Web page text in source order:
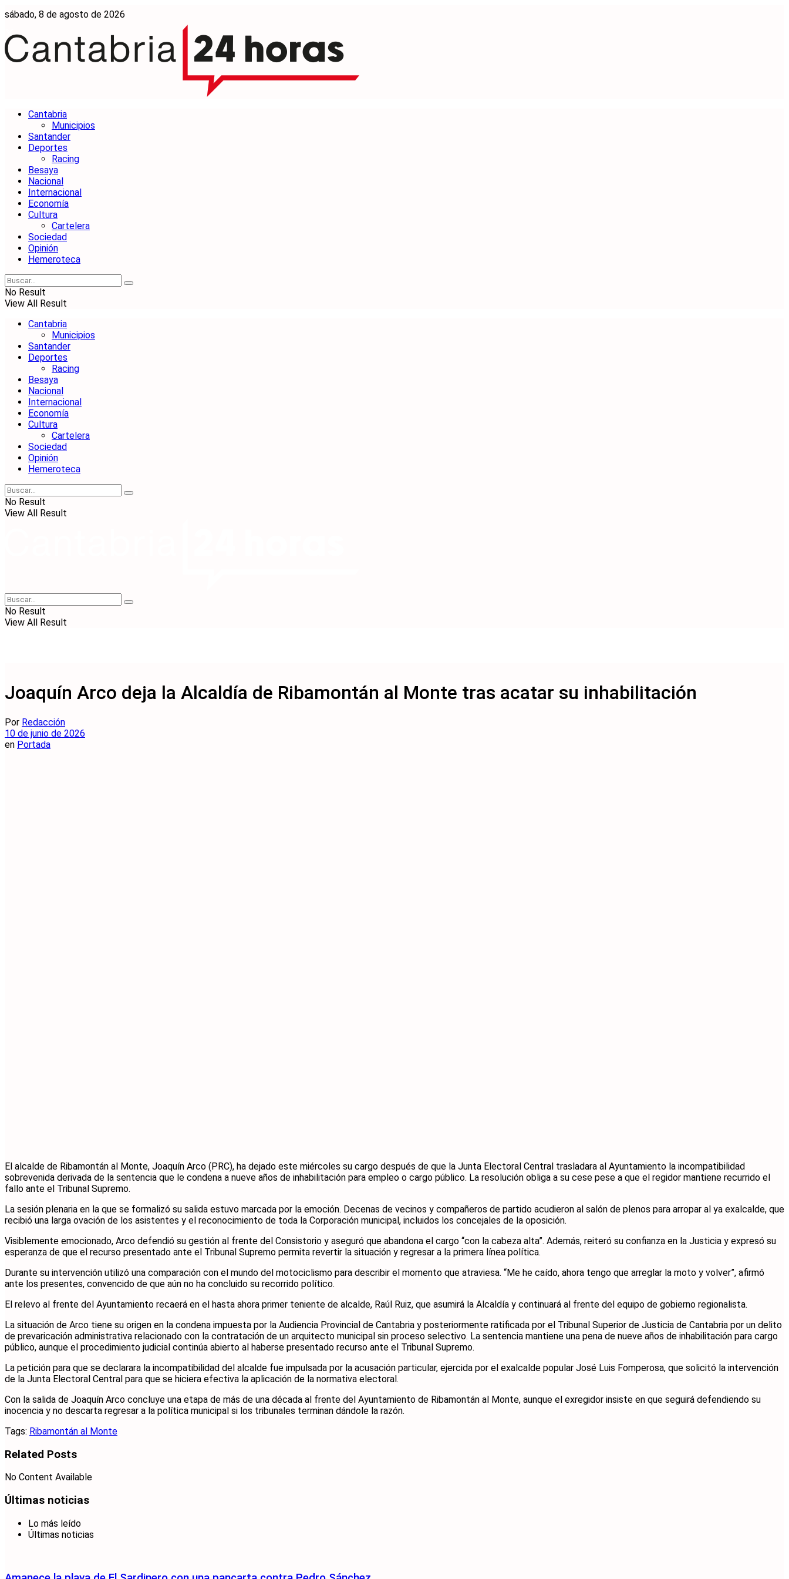
sábado, 8 de agosto de 2026
Cantabria
Municipios
Santander
Deportes
Racing
Besaya
Nacional
Internacional
Economía
Cultura
Cartelera
Sociedad
Opinión
Hemeroteca
No Result
View All Result
Cantabria
Municipios
Santander
Deportes
Racing
Besaya
Nacional
Internacional
Economía
Cultura
Cartelera
Sociedad
Opinión
Hemeroteca
No Result
View All Result
No Result
View All Result
Joaquín Arco deja la Alcaldía de Ribamontán al Monte tras acatar su inhabilitación
Por Redacción
10 de junio de 2026
en Portada
El alcalde de Ribamontán al Monte, Joaquín Arco (PRC), ha dejado este miércoles su cargo después de que la Junta Electoral Central trasladara al Ayuntamiento la incompatibilidad
sobrevenida derivada de la sentencia que le condena a nueve años de inhabilitación para empleo o cargo público. La resolución obliga a su cese pese a que el regidor mantiene recurrido el
fallo ante el Tribunal Supremo.
La sesión plenaria en la que se formalizó su salida estuvo marcada por la emoción. Decenas de vecinos y compañeros de partido acudieron al salón de plenos para arropar al ya exalcalde, que
recibió una larga ovación de los asistentes y el reconocimiento de toda la Corporación municipal, incluidos los concejales de la oposición.
Visiblemente emocionado, Arco defendió su gestión al frente del Consistorio y aseguró que abandona el cargo “con la cabeza alta”. Además, reiteró su confianza en la Justicia y expresó su
esperanza de que el recurso presentado ante el Tribunal Supremo permita revertir la situación y regresar a la primera línea política.
Durante su intervención utilizó una comparación con el mundo del motociclismo para describir el momento que atraviesa. “Me he caído, ahora tengo que arreglar la moto y volver”, afirmó
ante los presentes, convencido de que aún no ha concluido su recorrido político.
El relevo al frente del Ayuntamiento recaerá en el hasta ahora primer teniente de alcalde, Raúl Ruiz, que asumirá la Alcaldía y continuará al frente del equipo de gobierno regionalista.
La situación de Arco tiene su origen en la condena impuesta por la Audiencia Provincial de Cantabria y posteriormente ratificada por el Tribunal Superior de Justicia de Cantabria por un delito
de prevaricación administrativa relacionado con la contratación de un arquitecto municipal sin proceso selectivo. La sentencia mantiene una pena de nueve años de inhabilitación para cargo
público, aunque el procedimiento judicial continúa abierto al haberse presentado recurso ante el Tribunal Supremo.
La petición para que se declarara la incompatibilidad del alcalde fue impulsada por la acusación particular, ejercida por el exalcalde popular José Luis Fomperosa, que solicitó la intervención
de la Junta Electoral Central para que se hiciera efectiva la aplicación de la normativa electoral.
Con la salida de Joaquín Arco concluye una etapa de más de una década al frente del Ayuntamiento de Ribamontán al Monte, aunque el exregidor insiste en que seguirá defendiendo su
inocencia y no descarta regresar a la política municipal si los tribunales terminan dándole la razón.
Tags: Ribamontán al Monte
Related Posts
No Content Available
Últimas noticias
Lo más leído
Últimas noticias